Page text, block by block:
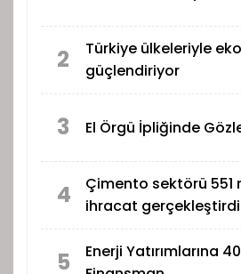
2
Türkiye ülkeleriyle
güçlendiriyor
3 El Örgü İpliğinde
4
Çimento sektörü 551
ihracat gerçekleştirdi
5
Enerji Yatırımlarına